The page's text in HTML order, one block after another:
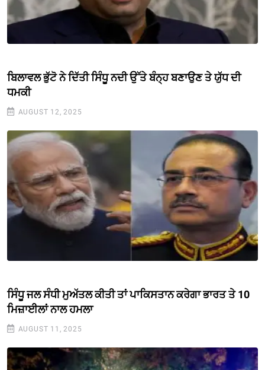
ਬਿਲਾਵਲ ਭੁੱਟੋ ਨੇ ਦਿੱਤੀ ਸਿੰਧੂ ਨਦੀ ਉੱਤੇ ਬੰਨ੍ਹ ਬਣਾਉਣ ਤੇ ਯੁੱਧ ਦੀ
ਧਮਕੀ
AUGUST 12, 2025
ਸਿੰਧੂ ਜਲ ਸੰਧੀ ਮੁਅੱਤਲ ਕੀਤੀ ਤਾਂ ਪਾਕਿਸਤਾਨ ਕਰੇਗਾ ਭਾਰਤ ਤੇ 10
ਮਿਜ਼ਾਈਲਾਂ ਨਾਲ ਹਮਲਾ
AUGUST 11, 2025